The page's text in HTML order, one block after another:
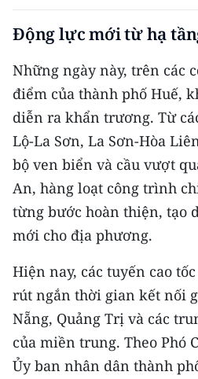
E-Magazine
Video
Media Chính trị
Media Kinh tế
Media Văn hóa
Media Xã hội
Media Pháp luật
Media Du lịch
Media Thế giới
Động lực mới từ hạ
Những ngày này, trên các
điểm của thành phố Huế,
diễn ra khẩn trương. Từ
Lộ-La Sơn, La Sơn-Hòa
bộ ven biển và cầu vượt
An, hàng loạt công trình
từng bước hoàn thiện, tạo
mới cho địa phương.
Hiện nay, các tuyến cao
rút ngắn thời gian kết nối
Nẵng, Quảng Trị và các
của miền trung. Theo Phó
Ủy ban nhân dân thành